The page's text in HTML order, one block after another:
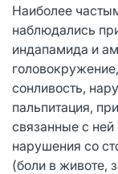
Наиболее
наблюдались
индапамида и
сонливость,
пальпитация,
связанные с
нарушения со
(боли в животе,